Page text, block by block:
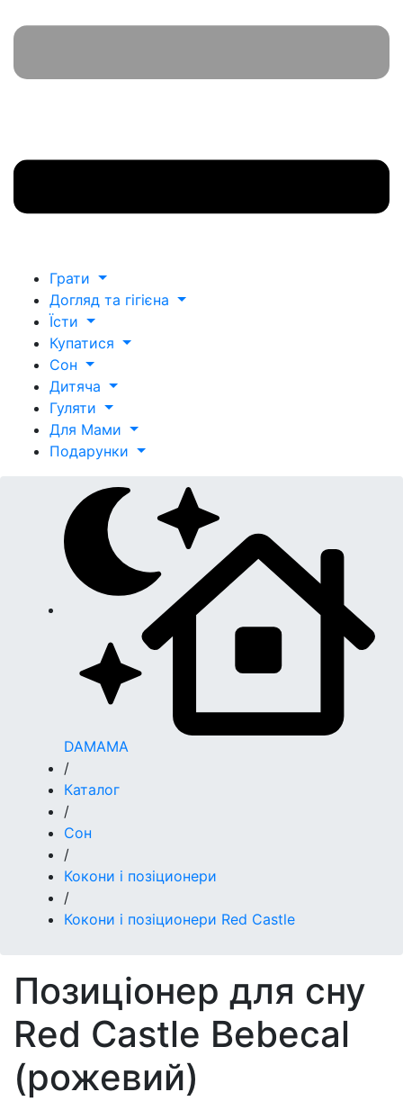
Грати
Догляд та гігієна
Їсти
Купатися
Сон
Дитяча
Гуляти
Для Мами
Подарунки
DAMAMA
/
Каталог
/
Сон
/
Кокони і позіционери
/
Кокони і позіционери Red Castle
Позиціонер для сну
Red Castle Bebecal
(рожевий)